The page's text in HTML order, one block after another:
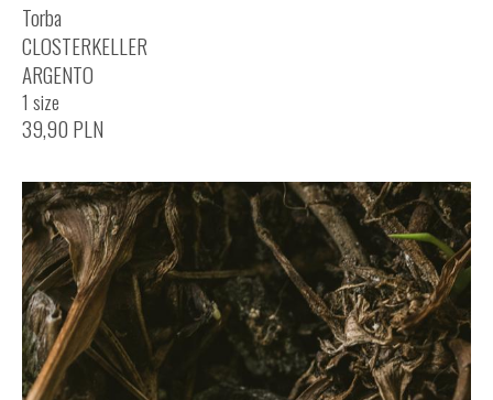
Torba
CLOSTERKELLER
ARGENTO
1 size
39,90 PLN